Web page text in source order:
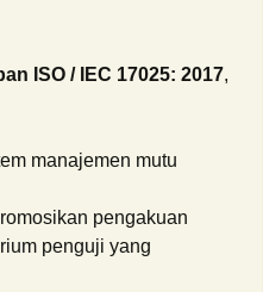
ISO / IEC 17025: 2017,
manajemen mutu
pengakuan
penguji yang